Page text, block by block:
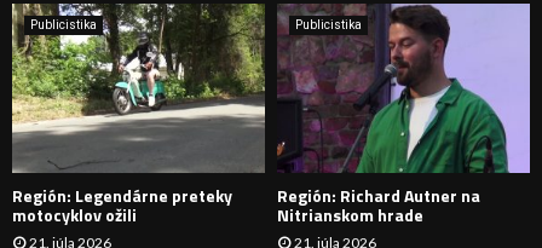
e
:
H
D
Publicistika
Región: Legendárne preteky
motocyklov ožili
21. júla 2026
Publicistika
Región: Richard Autner na
Nitrianskom hrade
21. júla 2026